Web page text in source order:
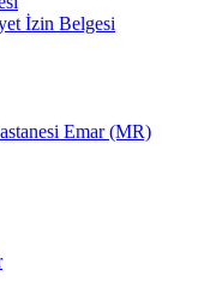
İzin Belgesi
Emar (MR)